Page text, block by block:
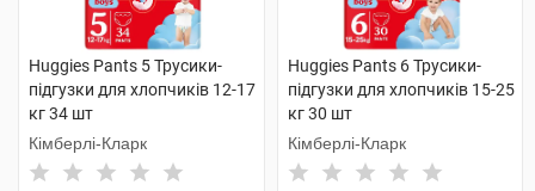
Huggies Pants 5 Трусики-
підгузки для хлопчиків 12-17
кг 34 шт
Кімберлі-Кларк
Huggies Pants 6 Трусики-
підгузки для хлопчиків 15-25
кг 30 шт
Кімберлі-Кларк